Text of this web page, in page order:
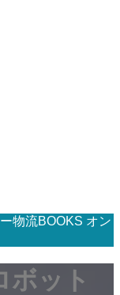
物流BOOKS オン
ボット